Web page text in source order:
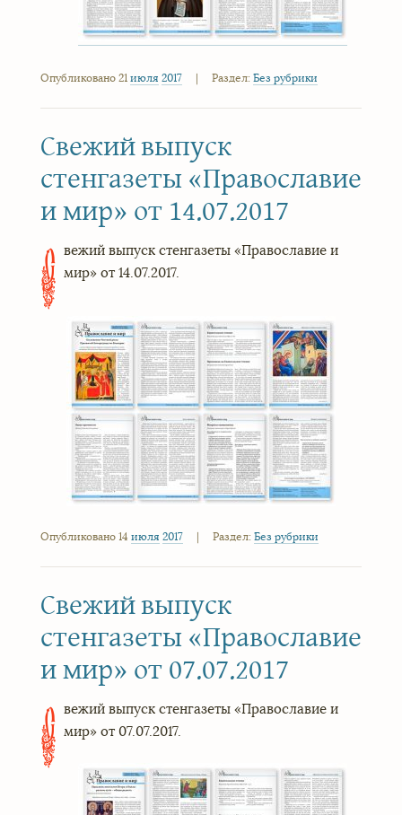
Опубликовано 21 июля 2017 | Раздел: Без рубрики
Свежий выпуск
стенгазеты «Православие
и мир» от 14.07.2017
С вежий выпуск стенгазеты «Православие и
мир» от 14.07.2017.
Опубликовано 14 июля 2017 | Раздел: Без рубрики
Свежий выпуск
стенгазеты «Православие
и мир» от 07.07.2017
С вежий выпуск стенгазеты «Православие и
мир» от 07.07.2017.